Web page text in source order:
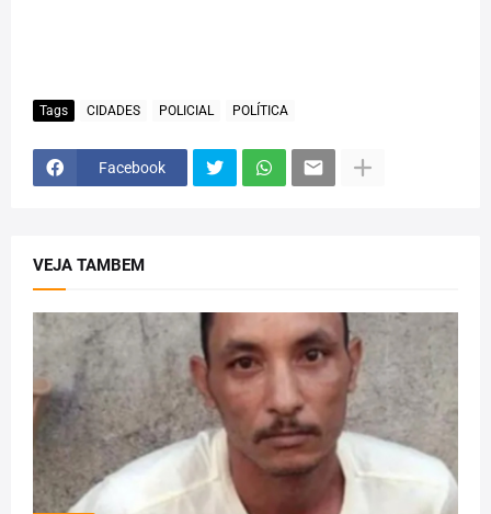
Tags CIDADES POLICIAL POLÍTICA
Facebook
VEJA TAMBEM